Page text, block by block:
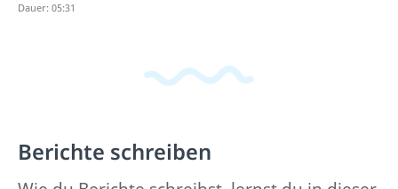
Dauer: 05:31
Berichte schreiben